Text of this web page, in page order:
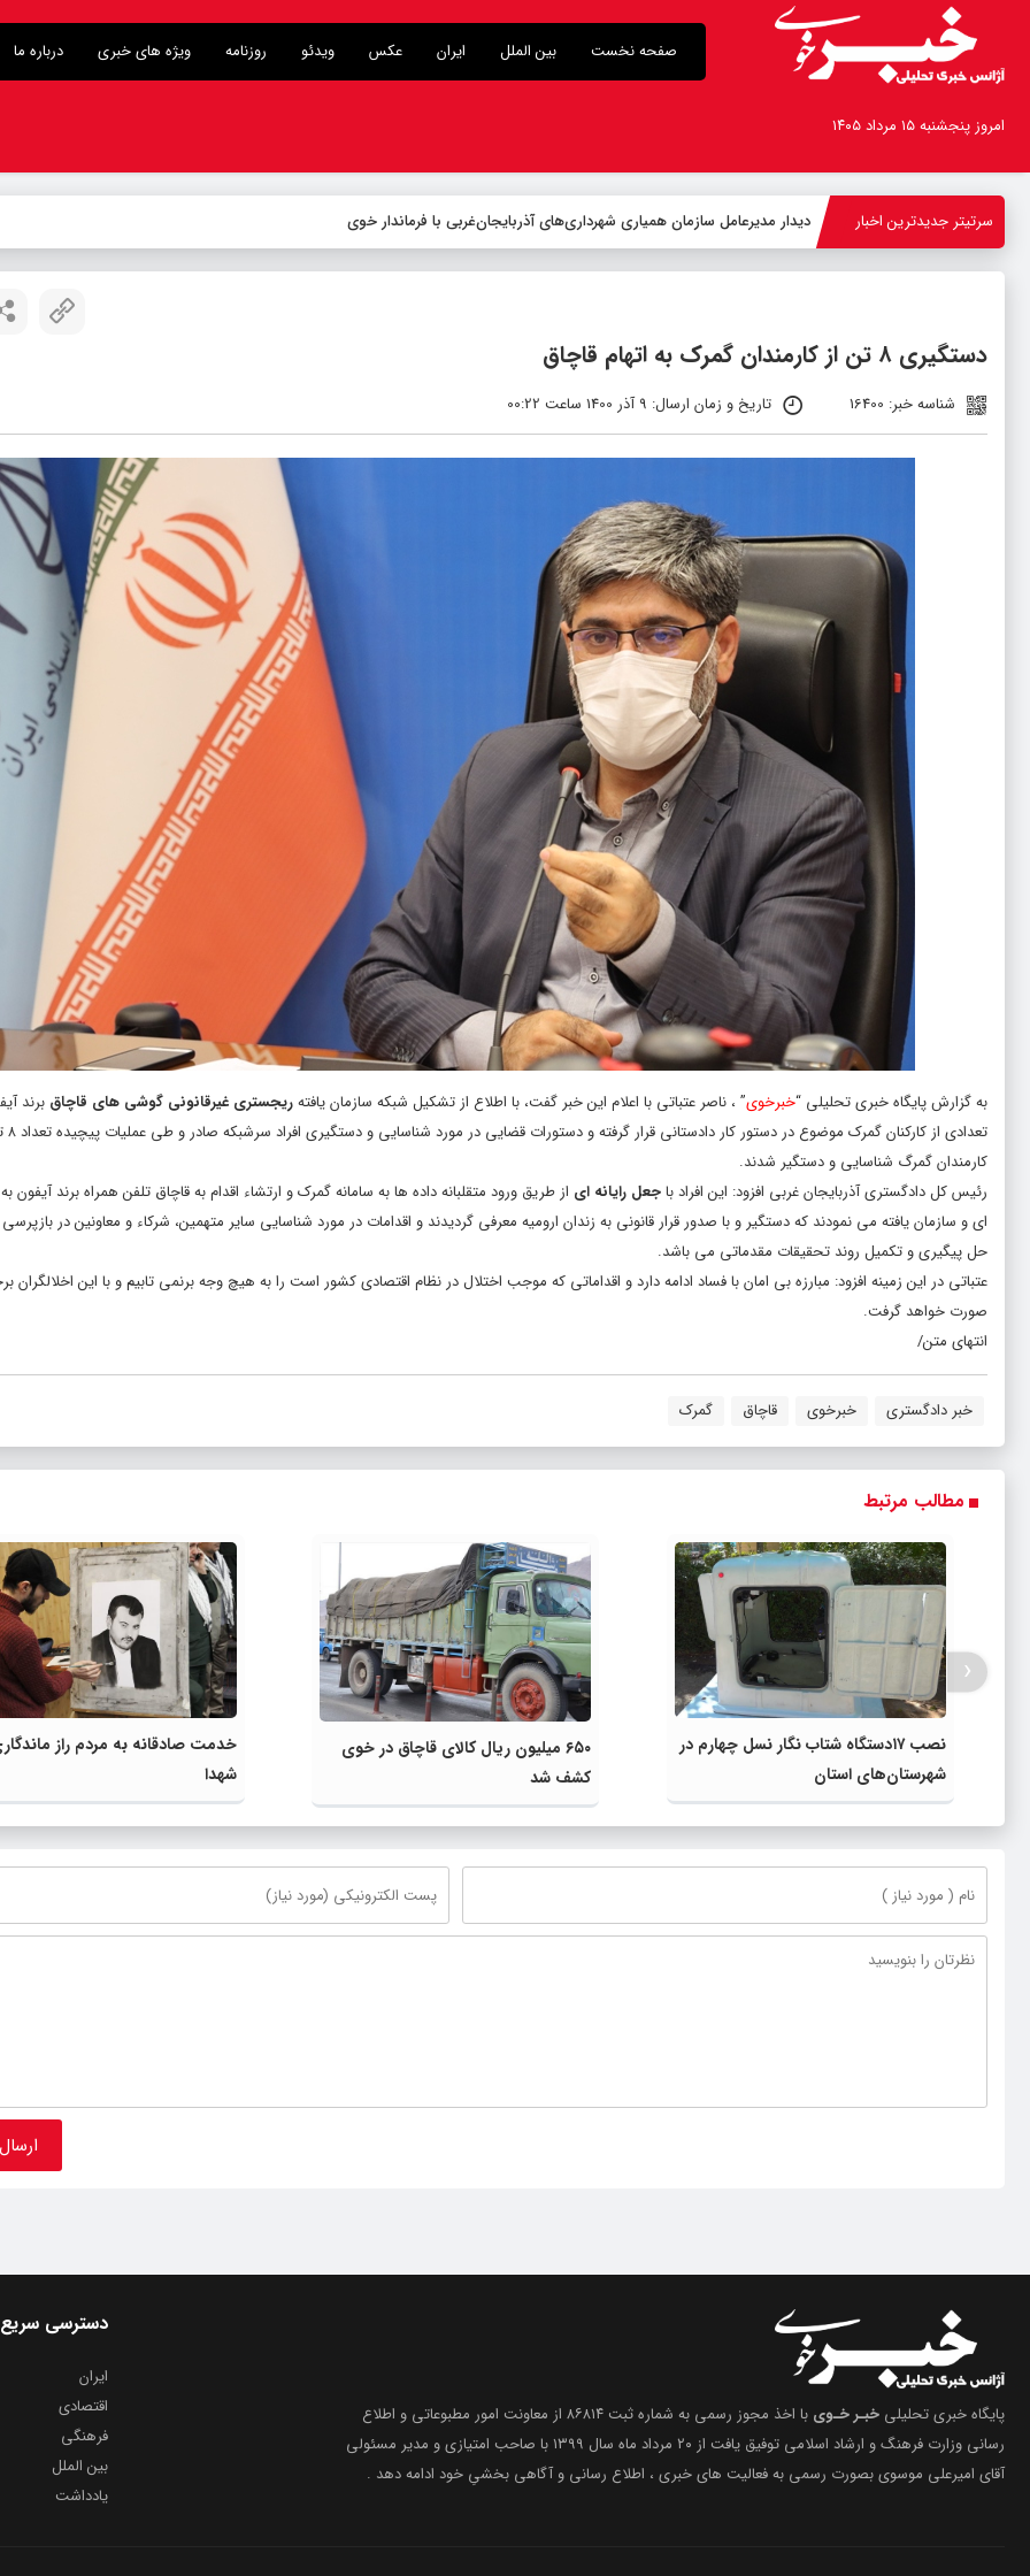
صفحه نخست بین الملل ایران عکس ویدئو روزنامه ویژه های خبری درباره ما
امروز پنجشنبه ۱۵ مرداد ۱۴۰۵
سرتیتر جدیدترین اخبار -
دستگیری ۸ تن از کارمندان گمرک به اتهام قاچاق
شناسه خبر: 16400 تاریخ و زمان ارسال: 9 آذر 1400 ساعت 00:22
به گزارش پایگاه خبری تحلیلی “خبرخوی” ، ناصر عتباتی با اعلام این خبر گفت، با اطلاع از تشکیل شبکه سازمان یافتهریجستری غیرقانونی گوشی های قاچاق برند
تعدادی از
کارمندان گمرگ شناسایی و دستگیر شدند.
رئیس کل دادگستری آذربایجان غربی افزود: این افراد باجعل رایانه ای از طریق ورود متقلبانه داده ها به سامانه گمرک و ارتشاء اقدام به قاچاق تلفن همراه برند آیفون
ای و سازمان یافته می نمودند که دستگیر و با صدور قرار قانونی به زندان ارومیه معرفی گردیدند و اقدامات در مورد شناسایی سایر متهمین، شرکاء و معاونین در بازپرسی
حل پیگیری و تکمیل روند تحقیقات مقدماتی می باشد.
عتباتی در این زمینه افزود: مبارزه بی امان با فساد ادامه دارد و اقداماتی که موجب اختلال در نظام اقتصادی کشور است را به هیچ وجه برنمی تابیم و با این اخلالگران
صورت خواهد گرفت.
انتهای متن/
خبر دادگستری خبرخوی قاچاق گمرک
مطالب مرتبط
نصب ۱۷دستگاه شتاب نگار نسل چهارم در
شهرستان‌های استان
۶۵۰ میلیون ریال کالای قاچاق در خوی
کشف شد
خدمت صادقانه به مردم راز
شهدا
‹
پایگاه خبری تحلیلی خبـر خـوی
با اخذ مجوز رسمی به شماره ثبت ۸۶۸۱۴ از معاونت امور مطبوعاتی و اطلاع
رسانی وزارت فرهنگ و ارشاد اسلامی توفیق یافت از ۲۰ مرداد ماه سال ۱۳۹۹ با صاحب امتیازی و مدیر مسئولی
آقای امیرعلی موسوی بصورت رسمی به فعالیت های خبری ، اطلاع رسانی و آگاهی بخشیِ خود ادامه دهد .
دسترسی سریع
ایران
اقتصادی
فرهنگی
بین الملل
یادداشت